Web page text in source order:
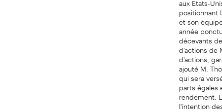
positionnant
et son
année
décevants
d'actions de
d'actions,
ajouté M.
qui sera
parts égales
rendement.
l'intention